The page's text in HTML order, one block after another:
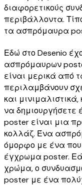
διαφορετικούς
περιβάλλοντα.
τα ασπρόμαυρα
Εδώ στο Desenio
ασπρόμαυρων
είναι μερικά από
περιλαμβάνουν
και
να δημιουργήσετε
poster είναι μια
κολλάζ. Ένα
όμορφο με ένα
έγχρωμα poster.
χρώμα, ο
poster με ένα